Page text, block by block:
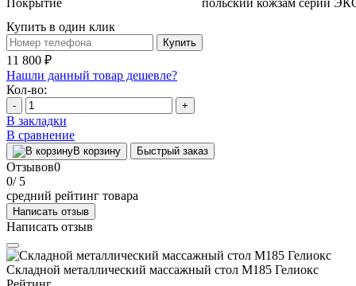
Купить в один клик
Купить
11 800 ₽
Нашли данный товар дешевле?
Кол-во:
- +
В закладки
В сравнение
В корзину Быстрый заказ
Отзывов0
0/ 5
средний рейтинг товара
Написать отзыв
Написать отзыв
Складной металлический массажный стол М185 Гелиокс